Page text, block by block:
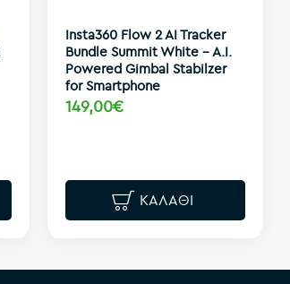
Insta360 Flow 2 AI Tracker
Bundle Summit White - A.I.
Powered Gimbal Stabilzer
for Smartphone
149,00€
ΚΑΛΆΘΙ